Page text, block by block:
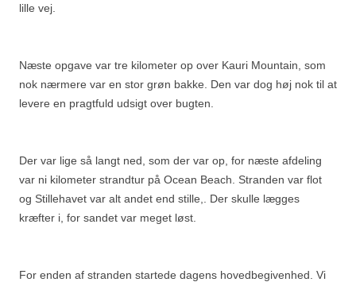
lille vej.
Næste opgave var tre kilometer op over Kauri Mountain, som
nok nærmere var en stor grøn bakke. Den var dog høj nok til at
levere en pragtfuld udsigt over bugten.
Der var lige så langt ned, som der var op, for næste afdeling
var ni kilometer strandtur på Ocean Beach. Stranden var flot
og Stillehavet var alt andet end stille,. Der skulle lægges
kræfter i, for sandet var meget løst.
For enden af stranden startede dagens hovedbegivenhed. Vi